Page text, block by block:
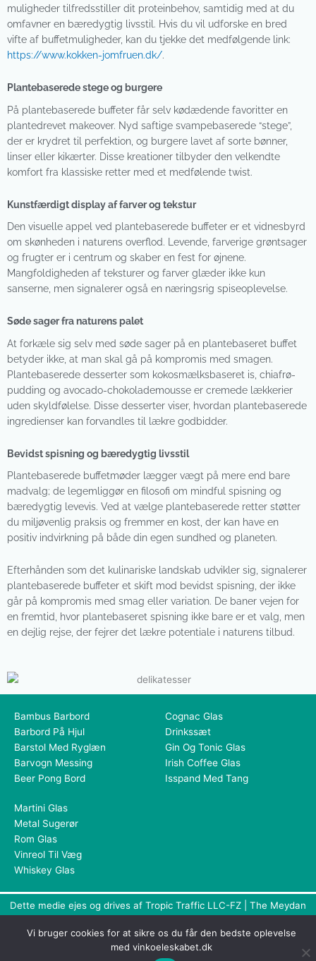
muligheder tilfredsstiller dit proteinbehov, samtidig med at du
omfavner en bæredygtig livsstil. Hvis du vil udforske en bred
vifte af buffetmuligheder, kan du tjekke det medfølgende link:
https://www.kokken-jomfruen.dk/.
Plantebaserede stege og burgere
På plantebaserede buffeter får selv kødædende favoritter en
plantedrevet makeover. Nyd saftige svampebaserede “stege”,
der er krydret til perfektion, og burgere lavet af sorte bønner,
linser eller kikærter. Disse kreationer tilbyder den velkendte
komfort fra klassiske retter med et medfølende twist.
Kunstfærdigt display af farver og tekstur
Den visuelle appel ved plantebaserede buffeter er et vidnesbyrd
om skønheden i naturens overflod. Levende, farverige grøntsager
og frugter er i centrum og skaber en fest for øjnene.
Mangfoldigheden af teksturer og farver glæder ikke kun
sanserne, men signalerer også en næringsrig spiseoplevelse.
Søde sager fra naturens palet
At forkæle sig selv med søde sager på en plantebaseret buffet
betyder ikke, at man skal gå på kompromis med smagen.
Plantebaserede desserter som kokosmælksbaseret is, chiafrø-
pudding og avocado-chokolademousse er cremede lækkerier
uden skyldfølelse. Disse desserter viser, hvordan plantebaserede
ingredienser kan forvandles til lækre godbidder.
Bevidst spisning og bæredygtig livsstil
Plantebaserede buffetmøder lægger vægt på mere end bare
madvalg; de legemliggør en filosofi om mindful spisning og
bæredygtig levevis. Ved at vælge plantebaserede retter støtter
du miljøvenlig praksis og fremmer en kost, der kan have en
positiv indvirkning på både din egen sundhed og planeten.
Efterhånden som det kulinariske landskab udvikler sig, signalerer
plantebaserede buffeter et skift mod bevidst spisning, der ikke
går på kompromis med smag eller variation. De baner vejen for
en fremtid, hvor plantebaseret spisning ikke bare er et valg, men
en dejlig rejse, der fejrer det lækre potentiale i naturens tilbud.
Bambus Barbord
Barbord På Hjul
Barstol Med Ryglæn
Barvogn Messing
Beer Pong Bord
Cognac Glas
Drinkssæt
Gin Og Tonic Glas
Irish Coffee Glas
Isspand Med Tang
Martini Glas
Metal Sugerør
Rom Glas
Vinreol Til Væg
Whiskey Glas
Dette medie ejes og drives af Tropic Traffic LLC-FZ | The Meydan
Copyright © 2026 Vinkøleskabet | All rights reserved
Vi bruger cookies for at sikre os du får den bedste oplevelse
med vinkoeleskabet.dk